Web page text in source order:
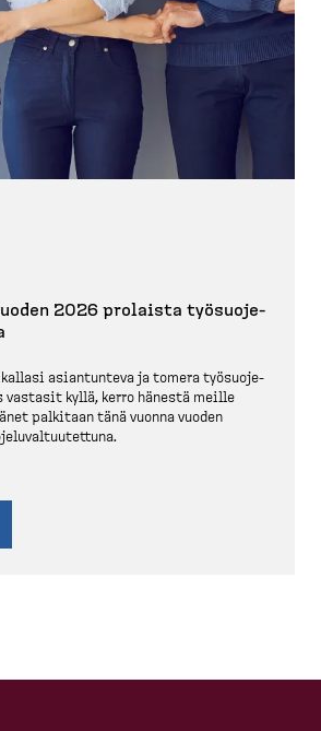
2026 prolaista työsuo­je­
asiantunteva ja tomera työsuo­je­
vastasit kyllä, kerro hänestä meille
palkitaan tänä vuonna vuoden